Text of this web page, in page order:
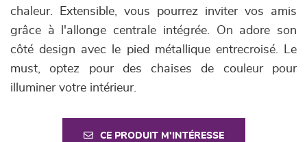
chaleur. Extensible, vous pourrez inviter vos amis
grâce à l'allonge centrale intégrée. On adore son
côté design avec le pied métallique entrecroisé. Le
must, optez pour des chaises de couleur pour
illuminer votre intérieur.
CE PRODUIT M'INTÉRESSE